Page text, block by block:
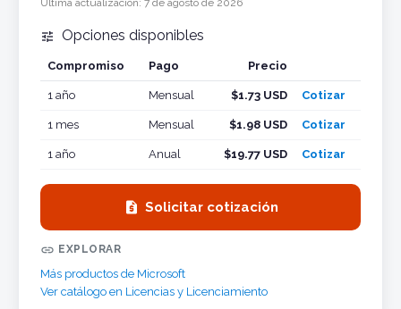
Última actualización: 7 de agosto de 2026
 Opciones disponibles
Compromiso Pago Precio
1 año
Mensual $1.73 USD Cotizar
1 mes Mensual $1.98 USD Cotizar
1 año Anual $19.77 USD Cotizar
 Solicitar cotización
 EXPLORAR
Más productos de Microsoft
Ver catálogo en Licencias y Licenciamiento